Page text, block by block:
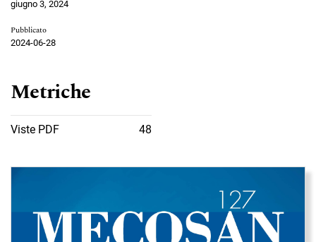
giugno 3, 2024
Pubblicato
2024-06-28
Metriche
Viste PDF 48
Immagine di copertina